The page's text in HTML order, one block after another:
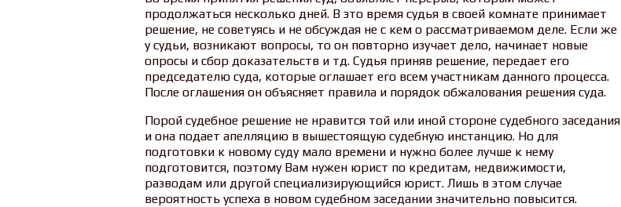
продолжаться несколько дней. В это время судья в своей комнате принимает
решение, не советуясь и не обсуждая не с кем о рассматриваемом деле. Если же
у судьи, возникают вопросы, то он повторно изучает дело, начинает новые
опросы и сбор доказательств и тд. Судья приняв решение, передает его
председателю суда, которые оглашает его всем участникам данного процесса.
После оглашения он объясняет правила и порядок обжалования решения суда.
Порой судебное решение не нравится той или иной стороне судебного заседания
и она подает апелляцию в вышестоящую судебную инстанцию. Но для
подготовки к новому суду мало времени и нужно более лучше к нему
подготовится, поэтому Вам нужен юрист по кредитам, недвижимости,
разводам или другой специализирующийся юрист. Лишь в этом случае
вероятность успеха в новом судебном заседании значительно повысится.